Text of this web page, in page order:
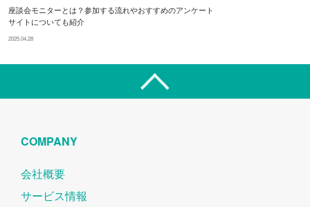
座談会モニターとは？参加する流れやおすすめのアンケート
サイトについても紹介
2025.04.28
COMPANY
会社概要
サービス情報